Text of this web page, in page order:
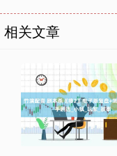
相关文章